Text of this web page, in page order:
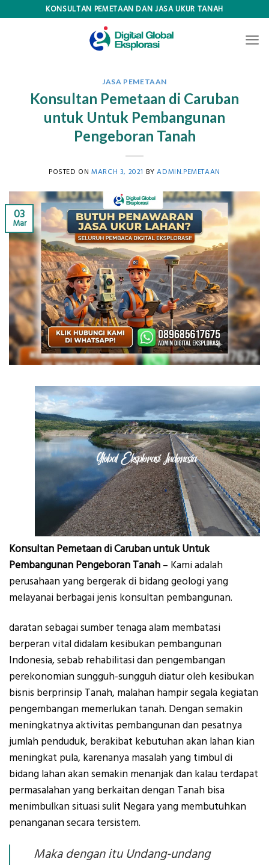
KONSULTAN PEMETAAN DAN JASA UKUR TANAH
JASA PEMETAAN
Konsultan Pemetaan di Caruban
untuk Untuk Pembangunan
Pengeboran Tanah
POSTED ONMARCH 3, 2021 BYADMIN.PEMETAAN
03
Mar
Konsultan Pemetaan di Caruban untuk Untuk
Pembangunan Pengeboran Tanah – Kami adalah
perusahaan yang bergerak di bidang geologi yang
melayanai berbagai jenis konsultan pembangunan.
daratan sebagai sumber tenaga alam membatasi
berperan vital didalam kesibukan pembangunan
Indonesia, sebab rehabilitasi dan pengembangan
perekonomian sungguh-sungguh diatur oleh kesibukan
bisnis berprinsip Tanah, malahan hampir segala kegiatan
pengembangan memerlukan tanah. Dengan semakin
meningkatnya aktivitas pembangunan dan pesatnya
jumlah penduduk, berakibat kebutuhan akan lahan kian
meningkat pula, karenanya masalah yang timbul di
bidang lahan akan semakin menanjak dan kalau terdapat
permasalahan yang berkaitan dengan Tanah bisa
menimbulkan situasi sulit Negara yang membutuhkan
penanganan secara tersistem.
Maka dengan itu Undang-undang